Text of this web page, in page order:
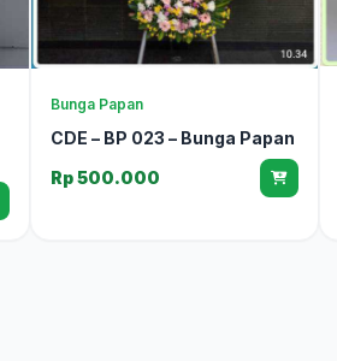
Bunga Papan
CDE – BP 023 – Bunga Papan
Rp 500.000